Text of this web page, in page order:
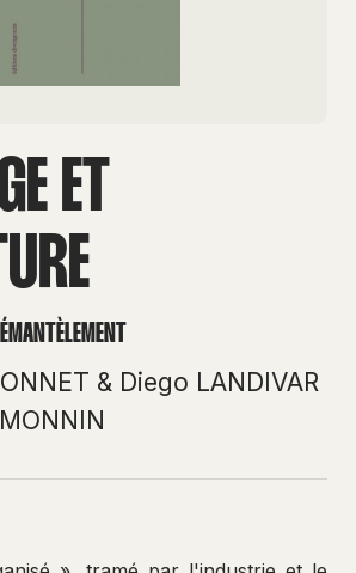
ET
& Diego LANDIVAR